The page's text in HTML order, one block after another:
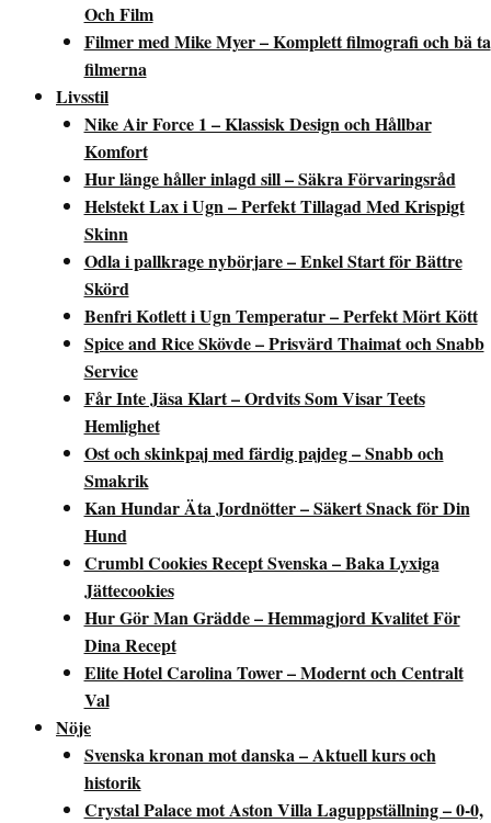
Och Film
Filmer med Mike Myer – Komplett filmografi och bä ta
filmerna
Livsstil
Nike Air Force 1 – Klassisk Design och Hållbar
Komfort
Hur länge håller inlagd sill – Säkra Förvaringsråd
Helstekt Lax i Ugn – Perfekt Tillagad Med Krispigt
Skinn
Odla i pallkrage nybörjare – Enkel Start för Bättre
Skörd
Benfri Kotlett i Ugn Temperatur – Perfekt Mört Kött
Spice and Rice Skövde – Prisvärd Thaimat och Snabb
Service
Får Inte Jäsa Klart – Ordvits Som Visar Teets
Hemlighet
Ost och skinkpaj med färdig pajdeg – Snabb och
Smakrik
Kan Hundar Äta Jordnötter – Säkert Snack för Din
Hund
Crumbl Cookies Recept Svenska – Baka Lyxiga
Jättecookies
Hur Gör Man Grädde – Hemmagjord Kvalitet För
Dina Recept
Elite Hotel Carolina Tower – Modernt och Centralt
Val
Nöje
Svenska kronan mot danska – Aktuell kurs och
historik
Crystal Palace mot Aston Villa Laguppställning – 0-0,